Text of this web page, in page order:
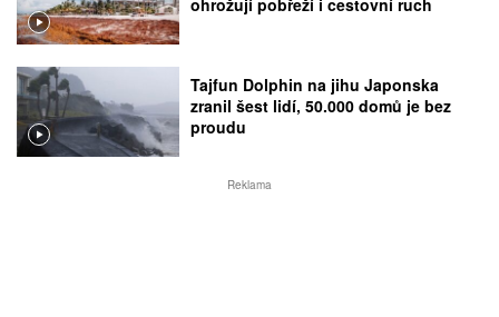
ohrožují pobřeží i cestovní ruch
Tajfun Dolphin na jihu Japonska
zranil šest lidí, 50.000 domů je bez
proudu
Reklama